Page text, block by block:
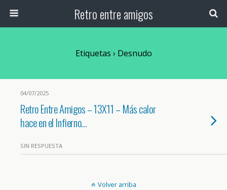
Retro entre amigos
Etiquetas › Desnudo
04/07/2025
Retro Entre Amigos – 13X11 – Más calor
hace en el Infierno…
SIN RESPUESTA
Volver arriba